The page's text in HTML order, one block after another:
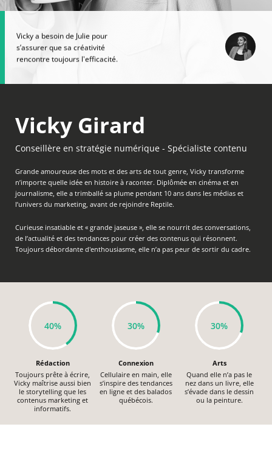
Vicky a besoin de Julie pour
s’assurer que sa créativité
rencontre toujours l'efficacité.
Vicky Girard
Conseillère en stratégie numérique - Spécialiste contenu
Grande amoureuse des mots et des arts de tout genre, Vicky transforme
n’importe quelle idée en histoire à raconter. Diplômée en cinéma et en
journalisme, elle a trimballé sa plume pendant 10 ans dans les médias et
l’univers du marketing, avant de rejoindre Reptile.
Curieuse insatiable et « grande jaseuse », elle se nourrit des conversations,
de l’actualité et des tendances pour créer des contenus qui résonnent.
Toujours débordante d'enthousiasme, elle n’a pas peur de sortir du cadre.
40%
Rédaction
Toujours prête à écrire,
Vicky maîtrise aussi bien
le storytelling que les
contenus marketing et
informatifs.
30%
Connexion
Cellulaire en main, elle
s’inspire des tendances
en ligne et des balados
québécois.
30%
Arts
Quand elle n’a pas le
nez dans un livre, elle
s’évade dans le dessin
ou la peinture.